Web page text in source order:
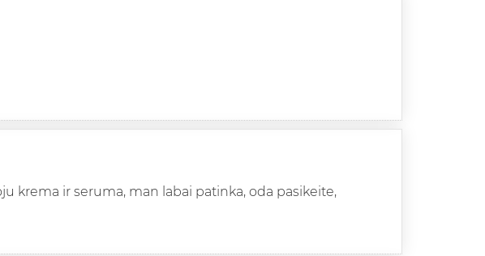
krema ir seruma, man labai patinka, oda pasikeite,